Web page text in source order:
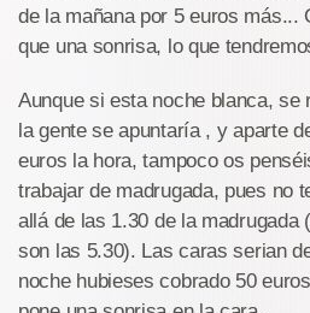
de la mañana por 5 euros más...
que una sonrisa, lo que
Aunque si esta noche blanca, se
la gente se apuntaría , y aparte
euros la hora, tampoco os
trabajar de madrugada, pues no
allá de las 1.30 de la madrugada
son las 5.30). Las caras serian
noche hubieses cobrado 50